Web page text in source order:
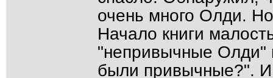
очень много Олди.
Начало книги
"непривычные Олди"
были привычные?".